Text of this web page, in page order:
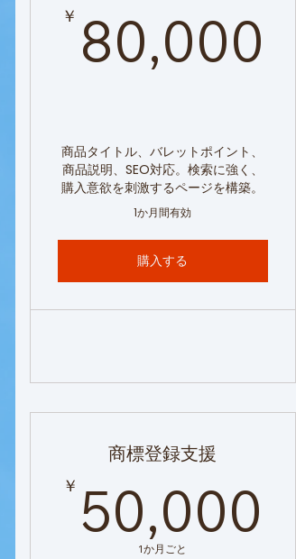
￥ 80,000
商品タイトル、バレットポイント、
商品説明、SEO対応。検索に強く、
購入意欲を刺激するページを構築。
1か月間有効
購入する
商標登録支援
￥ 50,000
1か月ごと